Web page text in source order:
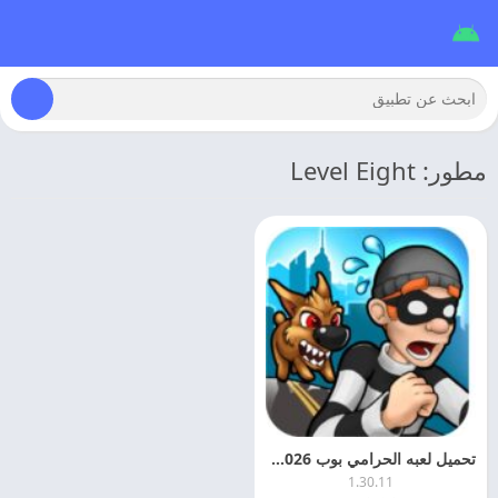
مطور: Level Eight
تحميل لعبه الحرامي بوب 2026 Robbery Bob مهكره اخر اصدار
1.30.11